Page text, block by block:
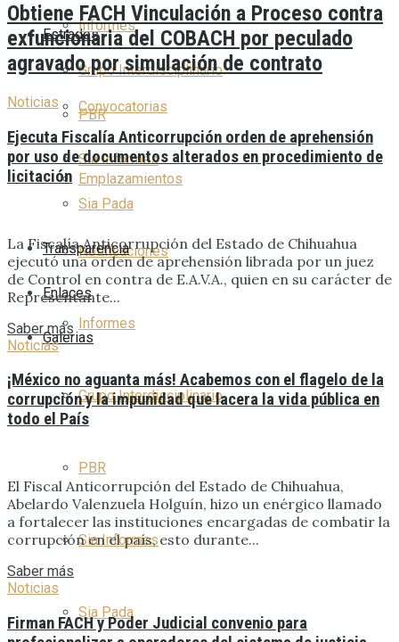
Estrados
Convocatorias
Emplazamientos
Notificaciones
Informes
Grupo Interdisciplinario
PBR
Sia Informes
Sia Pada
Informes
Grupo Interdisciplinario
PBR
Sia Informes
Sia Pada
Transparencia
Enlaces
Galerias
Obtiene FACH Vinculación a Proceso contra
exfuncionaria del COBACH por peculado
agravado por simulación de contrato
Noticias
Ejecuta Fiscalía Anticorrupción orden de aprehensión
por uso de documentos alterados en procedimiento de
licitación
La Fiscalía Anticorrupción del Estado de Chihuahua
ejecutó una orden de aprehensión librada por un juez
de Control en contra de E.A.V.A., quien en su carácter de
Representante...
Saber más
Noticias
¡México no aguanta más! Acabemos con el flagelo de la
corrupción y la impunidad que lacera la vida pública en
todo el País
El Fiscal Anticorrupción del Estado de Chihuahua,
Abelardo Valenzuela Holguín, hizo un enérgico llamado
a fortalecer las instituciones encargadas de combatir la
corrupción en el país, esto durante...
Saber más
Noticias
Firman FACH y Poder Judicial convenio para